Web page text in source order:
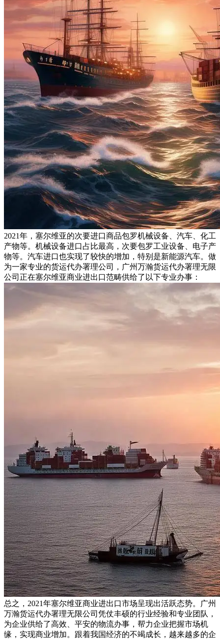
2021年，塞尔维亚的次要进口商品包罗机械设备、汽车、化工
产物等。机械设备进口占比最高，次要包罗工业设备、电子产
物等。汽车进口也实现了较快的增加，特别是新能源汽车。做
为一家专业的货运代办署理公司，广州万瀚货运代办署理无限
公司正在塞尔维亚商业进出口范畴供给了以下专业办事：
总之，2021年塞尔维亚商业进出口市场呈现出活跃态势。广州
万瀚货运代办署理无限公司凭仗丰硕的行业经验和专业团队，
为企业供给了高效、平安的物流办事，帮力企业把握市场机
缘，实现商业增加。跟着我国经济的不竭成长，越来越多的企